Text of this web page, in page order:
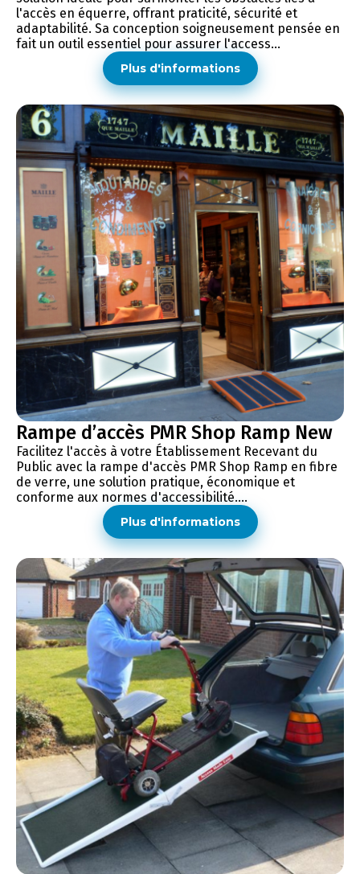
l'accès en équerre, offrant praticité, sécurité et
adaptabilité. Sa conception soigneusement pensée en
fait un outil essentiel pour assurer l'access...
Plus d'informations
Rampe d’accès PMR Shop Ramp New
Facilitez l'accès à votre Établissement Recevant du
Public avec la rampe d'accès PMR Shop Ramp en fibre
de verre, une solution pratique, économique et
conforme aux normes d'accessibilité....
Plus d'informations